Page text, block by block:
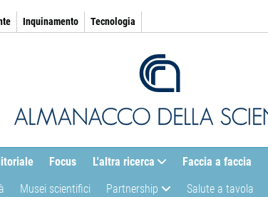
Inquinamento Tecnologia
Focus L'altra ricerca Faccia a faccia
Musei scientifici Partnership Salute a tavola